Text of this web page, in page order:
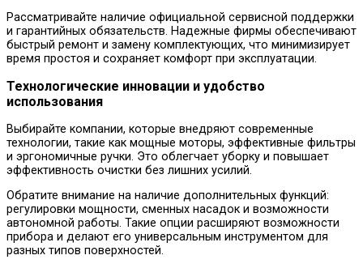
Рассматривайте наличие официальной сервисной поддержки
и гарантийных обязательств. Надежные фирмы обеспечивают
быстрый ремонт и замену комплектующих, что минимизирует
время простоя и сохраняет комфорт при эксплуатации.
Технологические инновации и удобство
использования
Выбирайте компании, которые внедряют современные
технологии, такие как мощные моторы, эффективные фильтры
и эргономичные ручки. Это облегчает уборку и повышает
эффективность очистки без лишних усилий.
Обратите внимание на наличие дополнительных функций:
регулировки мощности, сменных насадок и возможности
автономной работы. Такие опции расширяют возможности
прибора и делают его универсальным инструментом для
разных типов поверхностей.